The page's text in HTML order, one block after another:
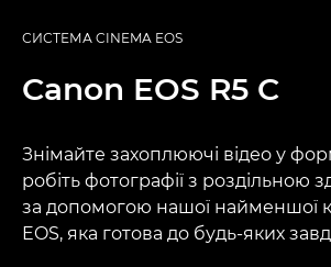
СИСТЕМА CINEMA EOS
Canon EOS R5 C
Знімайте захоплюючі відео у
робіть фотографії з роздільною
за допомогою нашої найменшої
EOS, яка готова до будь-яких